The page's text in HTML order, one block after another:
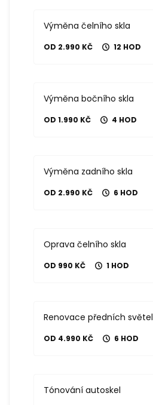
Výměna čelního skla
OD 2.990 KČ 12 HOD
Výměna bočního skla
OD 1.990 KČ 4 HOD
Výměna zadního skla
OD 2.990 KČ 6 HOD
Oprava čelního skla
OD 990 KČ 1 HOD
Renovace předních světel
OD 4.990 KČ 6 HOD
Tónování autoskel